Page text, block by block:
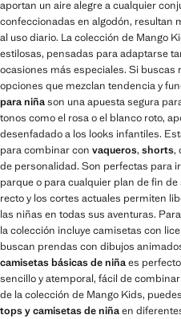
aportan un aire alegre a cualquier
confeccionadas en algodón, resultan
al uso diario. La colección de Mango
estilosas, pensadas para adaptarse
ocasiones más especiales. Si buscas
opciones que mezclan tendencia y
para niñason una apuesta segura
tonos como el rosa o el blanco roto,
desenfadado a los looks infantiles.
para combinar con vaqueros, shorts,
de personalidad. Son perfectas para
parque o para cualquier plan de fin
recto y los cortes actuales permiten
las niñas en todas sus aventuras.
la colección incluye camisetas con
buscan prendas con dibujos
camisetas básicas de niñaes
sencillo y atemporal, fácil de
de la colección de Mango Kids,
tops y camisetas de niñaen